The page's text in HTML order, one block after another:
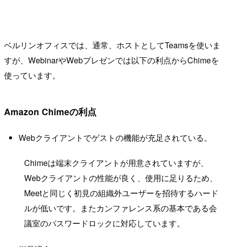
ベルリンオフィスでは、通常、ホストとしてTeamsを使いま
すが、WebinarやWebプレゼンでは以下の利点からChimeを
使っています。
Amazon Chimeの利点
Webクライアントでゲストの機能が充足されている。
Chimeは端末クライアントが用意されていますが、
Webクライアントの性能が良く、使用に足りるため、
Meetと同じく初見の組織外ユーザーを招待するハード
ルが低いです。またカンファレンス系の基本である会
議室のパスワードロックに対応しています。